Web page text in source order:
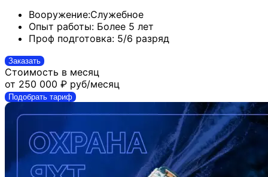
Вооружение:Служебное
Опыт работы: Более 5 лет
Проф подготовка: 5/6 разряд
Заказать
Стоимость в месяц
от 250 000 ₽ руб/месяц
Подобрать тариф